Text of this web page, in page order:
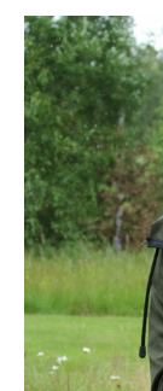
inlägget: